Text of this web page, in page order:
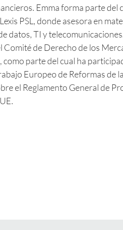
Emma forma parte del
PSL, donde asesora en
datos, TI y
Comité de Derecho de los
como parte del cual ha
Europeo de Reformas de
el Reglamento General de